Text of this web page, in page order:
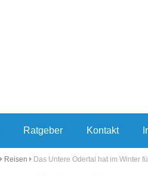
Ratgeber Kontakt
Reisen Das Untere Odertal hat im Winter